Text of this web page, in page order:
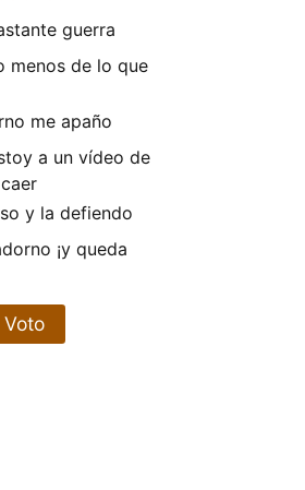
guerra
menos de lo que
me apaño
a un vídeo de
y la defiendo
¡y queda
Voto